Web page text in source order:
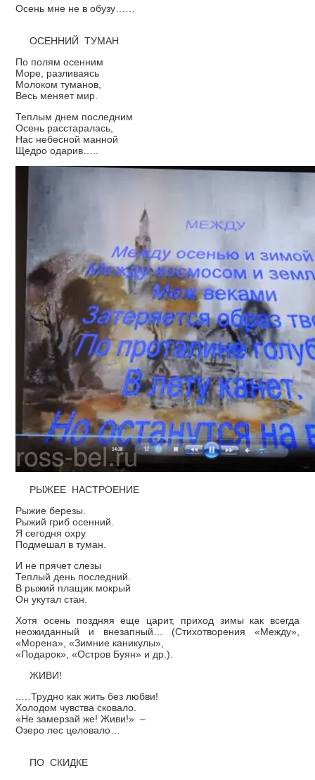
Осень мне не в обузу……
ОСЕННИЙ ТУМАН
По полям осенним
Море, разливаясь
Молоком туманов,
Весь меняет мир.
Теплым днем последним
Осень расстаралась,
Нас небесной манной
Щедро одарив…..
РЫЖЕЕ НАСТРОЕНИЕ
Рыжие березы.
Рыжий гриб осенний.
Я сегодня охру
Подмешал в туман.
И не прячет слезы
Теплый день последний.
В рыжий плащик мокрый
Он укутал стан.
Хотя осень поздняя еще царит, приход зимы как всегда
неожиданный и внезапный… (Стихотворения «Между»,
«Морена», «Зимние каникулы»,
«Подарок», «Остров Буян» и др.).
ЖИВИ!
..…Трудно как жить без любви!
Холодом чувства сковало.
«Не замерзай же! Живи!» –
Озеро лес целовало…
ПО СКИДКЕ